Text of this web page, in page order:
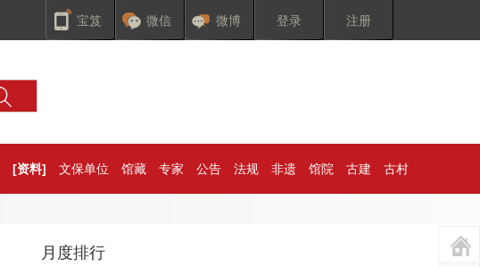
宝笈 微信 微博 登录 注册
[资料] 文保单位 馆藏 专家 公告 法规 非遗 馆院 古建 古村
月度排行